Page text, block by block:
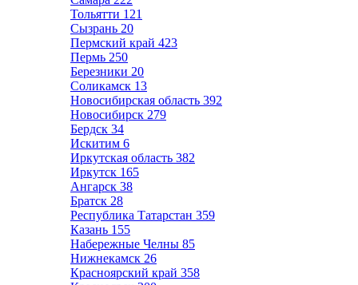
Тольятти 121
Сызрань 20
Пермский край 423
Пермь 250
Березники 20
Соликамск 13
Новосибирская область 392
Новосибирск 279
Бердск 34
Искитим 6
Иркутская область 382
Иркутск 165
Ангарск 38
Братск 28
Республика Татарстан 359
Казань 155
Набережные Челны 85
Нижнекамск 26
Красноярский край 358